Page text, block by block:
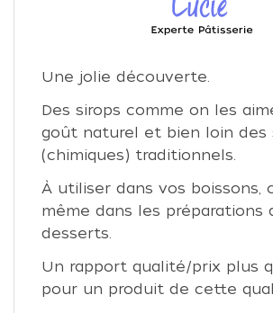
Une jolie découverte.
Des sirops comme on les
goût naturel et bien loin des
(chimiques) traditionnels.
À utiliser dans vos boissons,
même dans les préparations
desserts.
Un rapport qualité/prix plus
pour un produit de cette